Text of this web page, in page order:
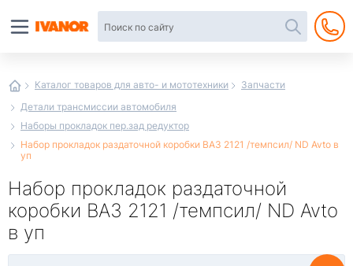
Каталог товаров для авто- и мототехники
Запчасти
Детали трансмиссии автомобиля
Наборы прокладок пер.зад редуктор
Набор прокладок раздаточной коробки ВАЗ 2121 /темпсил/ ND Avto в
уп
Набор прокладок раздаточной
коробки ВАЗ 2121 /темпсил/ ND Avto
в уп
интернет-